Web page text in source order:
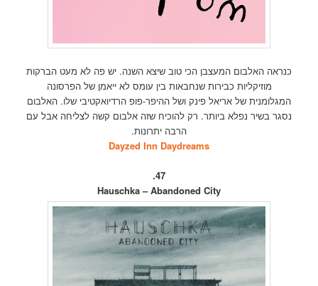
כנראה האלבום המעצבן הכי טוב שיצא השנה. יש פה לא מעט הברקות
מוזיקליות כבירות שנחבאות בין עומס לא ייאמן של הפרסונה
המגלומנית של אריאל פינק ושל ההיפר-פופ הרדיואקטיבי שלו. האלבום
נסגר בשיר נפלא ביותר. רק להוכיח שזה אלבום קשה לצליחה אבל עם
הרבה יתרונות.
Dayzed Inn Daydreams
47.
Hauschka – Abandoned City